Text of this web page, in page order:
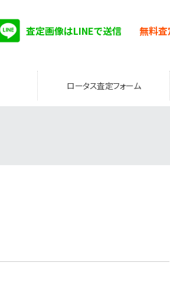
査定画像はLINEで送信 無料査
ロータス査定フォーム